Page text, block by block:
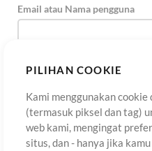
PILIHAN COOKIE
Kami menggunakan
(termasuk piksel dan tag)
web kami, mengingat
situs, dan - hanya jika
Email atau Nama pengguna
DaftarLupa Kata Sandi?